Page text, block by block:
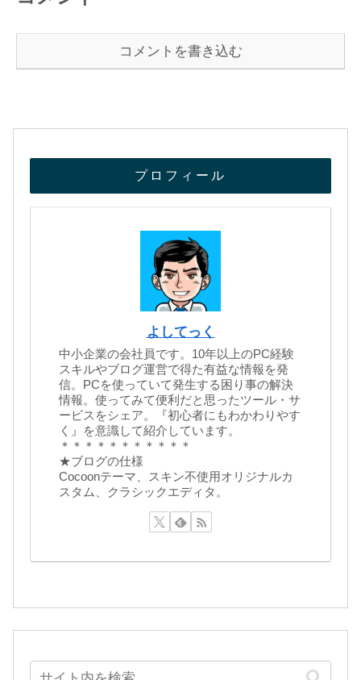
コメントを書き込む
プロフィール
よしてっく
中小企業の会社員です。10年以上のPC経験
スキルやブログ運営で得た有益な情報を発
信。PCを使っていて発生する困り事の解決
情報。使ってみて便利だと思ったツール・サ
ービスをシェア。『初心者にもわかわりやす
く』を意識して紹介しています。
＊＊＊＊＊＊＊＊＊＊＊
★ブログの仕様
Cocoonテーマ、スキン不使用オリジナルカ
スタム、クラシックエディタ。